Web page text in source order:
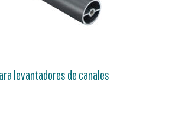
levantadores de canales